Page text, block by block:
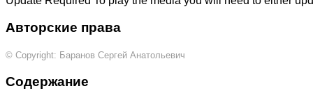
Авторские права
© Copyright: Баранов Сергей Анатольевич
Содержание